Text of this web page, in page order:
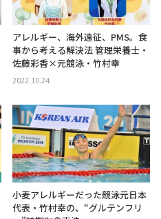
アレルギー、海外遠征、PMS。食
事から考える解決法 管理栄養士・
佐藤彩香×元競泳・竹村幸
2022.10.24
小麦アレルギーだった競泳元日本
代表・竹村幸の、“グルテンフリ